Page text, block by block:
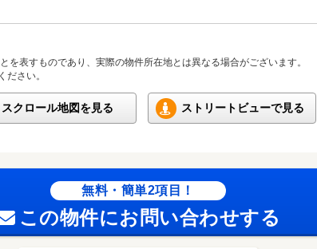
表すものであり、実際の物件所在地とは異なる場合がございます。
さい。
スクロール地図を見る ストリートビューで見る
無料・簡単2項目！
この物件にお問い合わせする